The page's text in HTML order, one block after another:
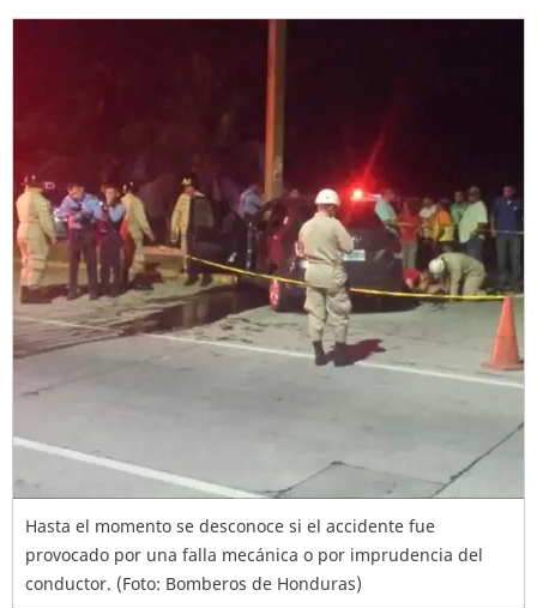
Hasta el momento se desconoce si el accidente fue
provocado por una falla mecánica o por imprudencia del
conductor. (Foto: Bomberos de Honduras)